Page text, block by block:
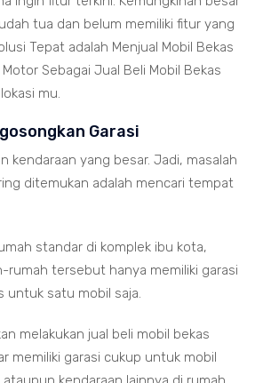
tua dan belum memiliki fitur yang
Tepat adalah Menjual Mobil Bekas
Sebagai Jual Beli Mobil Bekas
mu.
Garasi
kendaraan yang besar. Jadi, masalah
ditemukan adalah mencari tempat
standar di komplek ibu kota,
rumah tersebut hanya memiliki garasi
untuk satu mobil saja.
melakukan jual beli mobil bekas
memiliki garasi cukup untuk mobil